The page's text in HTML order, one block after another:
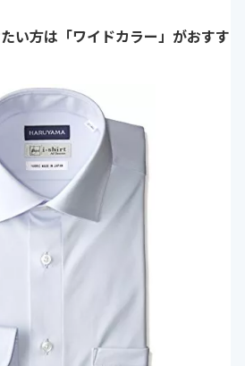
い方は「ワイドカラー」がおすす